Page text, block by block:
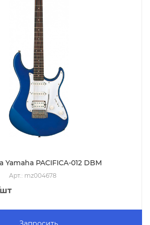
Yamaha PACIFICA-012 DBM
Арт.: mz004678